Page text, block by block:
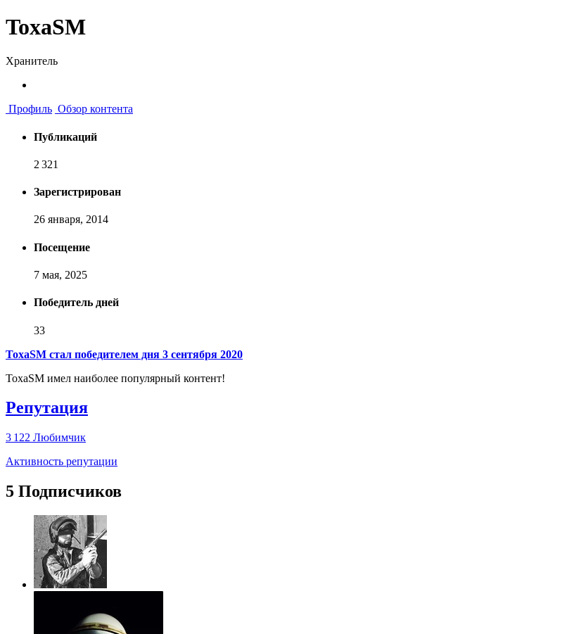
ToxaSM
Хранитель
Профиль Обзор контента
Публикаций
2 321
Зарегистрирован
26 января, 2014
Посещение
7 мая, 2025
Победитель дней
33
ToxaSM стал победителем дня 3 сентября 2020
ToxaSM имел наиболее популярный контент!
Репутация
3 122 Любимчик
Активность репутации
5 Подписчиков